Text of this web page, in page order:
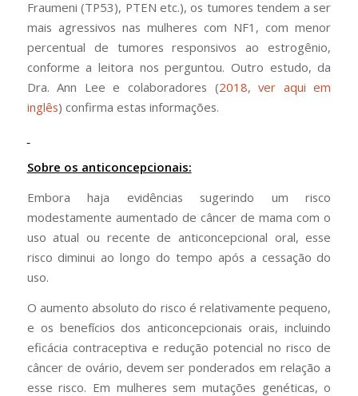
Fraumeni (TP53), PTEN etc.), os tumores tendem a ser
mais agressivos nas mulheres com NF1, com menor
percentual de tumores responsivos ao estrogênio,
conforme a leitora nos perguntou. Outro estudo, da
Dra. Ann Lee e colaboradores (2018, ver aqui em
inglês) confirma estas informações.
Sobre os anticoncepcionais:
Embora haja evidências sugerindo um risco
modestamente aumentado de câncer de mama com o
uso atual ou recente de anticoncepcional oral, esse
risco diminui ao longo do tempo após a cessação do
uso.
O aumento absoluto do risco é relativamente pequeno,
e os benefícios dos anticoncepcionais orais, incluindo
eficácia contraceptiva e redução potencial no risco de
câncer de ovário, devem ser ponderados em relação a
esse risco. Em mulheres sem mutações genéticas, o